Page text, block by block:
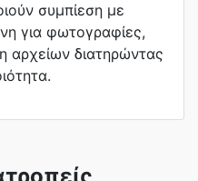
συμπίεση με
για φωτογραφίες,
αρχείων διατηρώντας